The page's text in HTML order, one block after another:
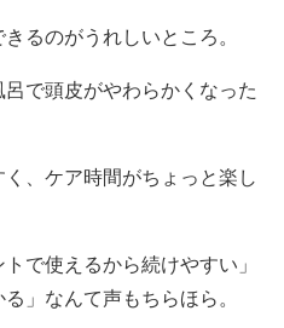
るのがうれしいところ。
で頭皮がやわらかくなった
、ケア時間がちょっと楽し
で使えるから続けやすい」
」なんて声もちらほら。